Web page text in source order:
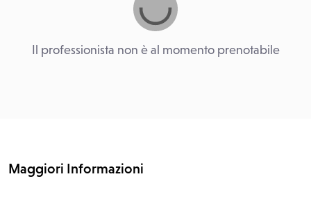
Il professionista non è al momento prenotabile
Maggiori Informazioni